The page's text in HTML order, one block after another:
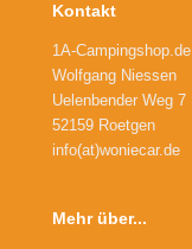
Kontakt
1A-Campingshop.de
Wolfgang Niessen
Uelenbender Weg 7
52159 Roetgen
info(at)woniecar.de
Mehr über...